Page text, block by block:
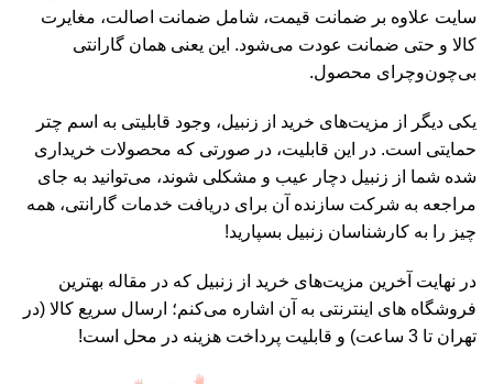
سایت علاوه بر ضمانت قیمت، شامل ضمانت اصالت، مغایرت
کالا و حتی ضمانت عودت می‌شود. این یعنی همان گارانتی
بی‌چون‌وچرای محصول.
یکی دیگر از مزیت‌های خرید از زنبیل، وجود قابلیتی به اسم چتر
حمایتی است. در این قابلیت، در صورتی که محصولات خریداری
شده شما از زنبیل دچار عیب و مشکلی شوند، می‌توانید به جای
مراجعه به شرکت سازنده آن برای دریافت خدمات گارانتی، همه
چیز را به کارشناسان زنبیل بسپارید!
در نهایت آخرین مزیت‌های خرید از زنبیل که در مقاله بهترین
فروشگاه های اینترنتی به آن اشاره می‌کنم؛ ارسال سریع کالا (در
تهران تا 3 ساعت) و قابلیت پرداخت هزینه در محل است!